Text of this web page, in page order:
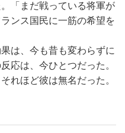
「まだ戦っている将軍が
ンス国民に一筋の希望を
は、今も昔も変わらずに
応は、今ひとつだった。
れほど彼は無名だった。